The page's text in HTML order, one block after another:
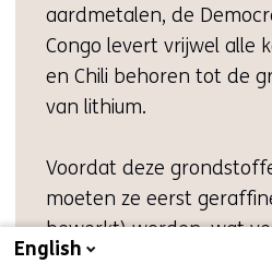
aardmetalen, de
Congo levert vrijwel alle
en Chili behoren tot de
van lithium.
Voordat deze
moeten ze eerst
bewerkt) worden, wat
gebeurt. Pas na
English